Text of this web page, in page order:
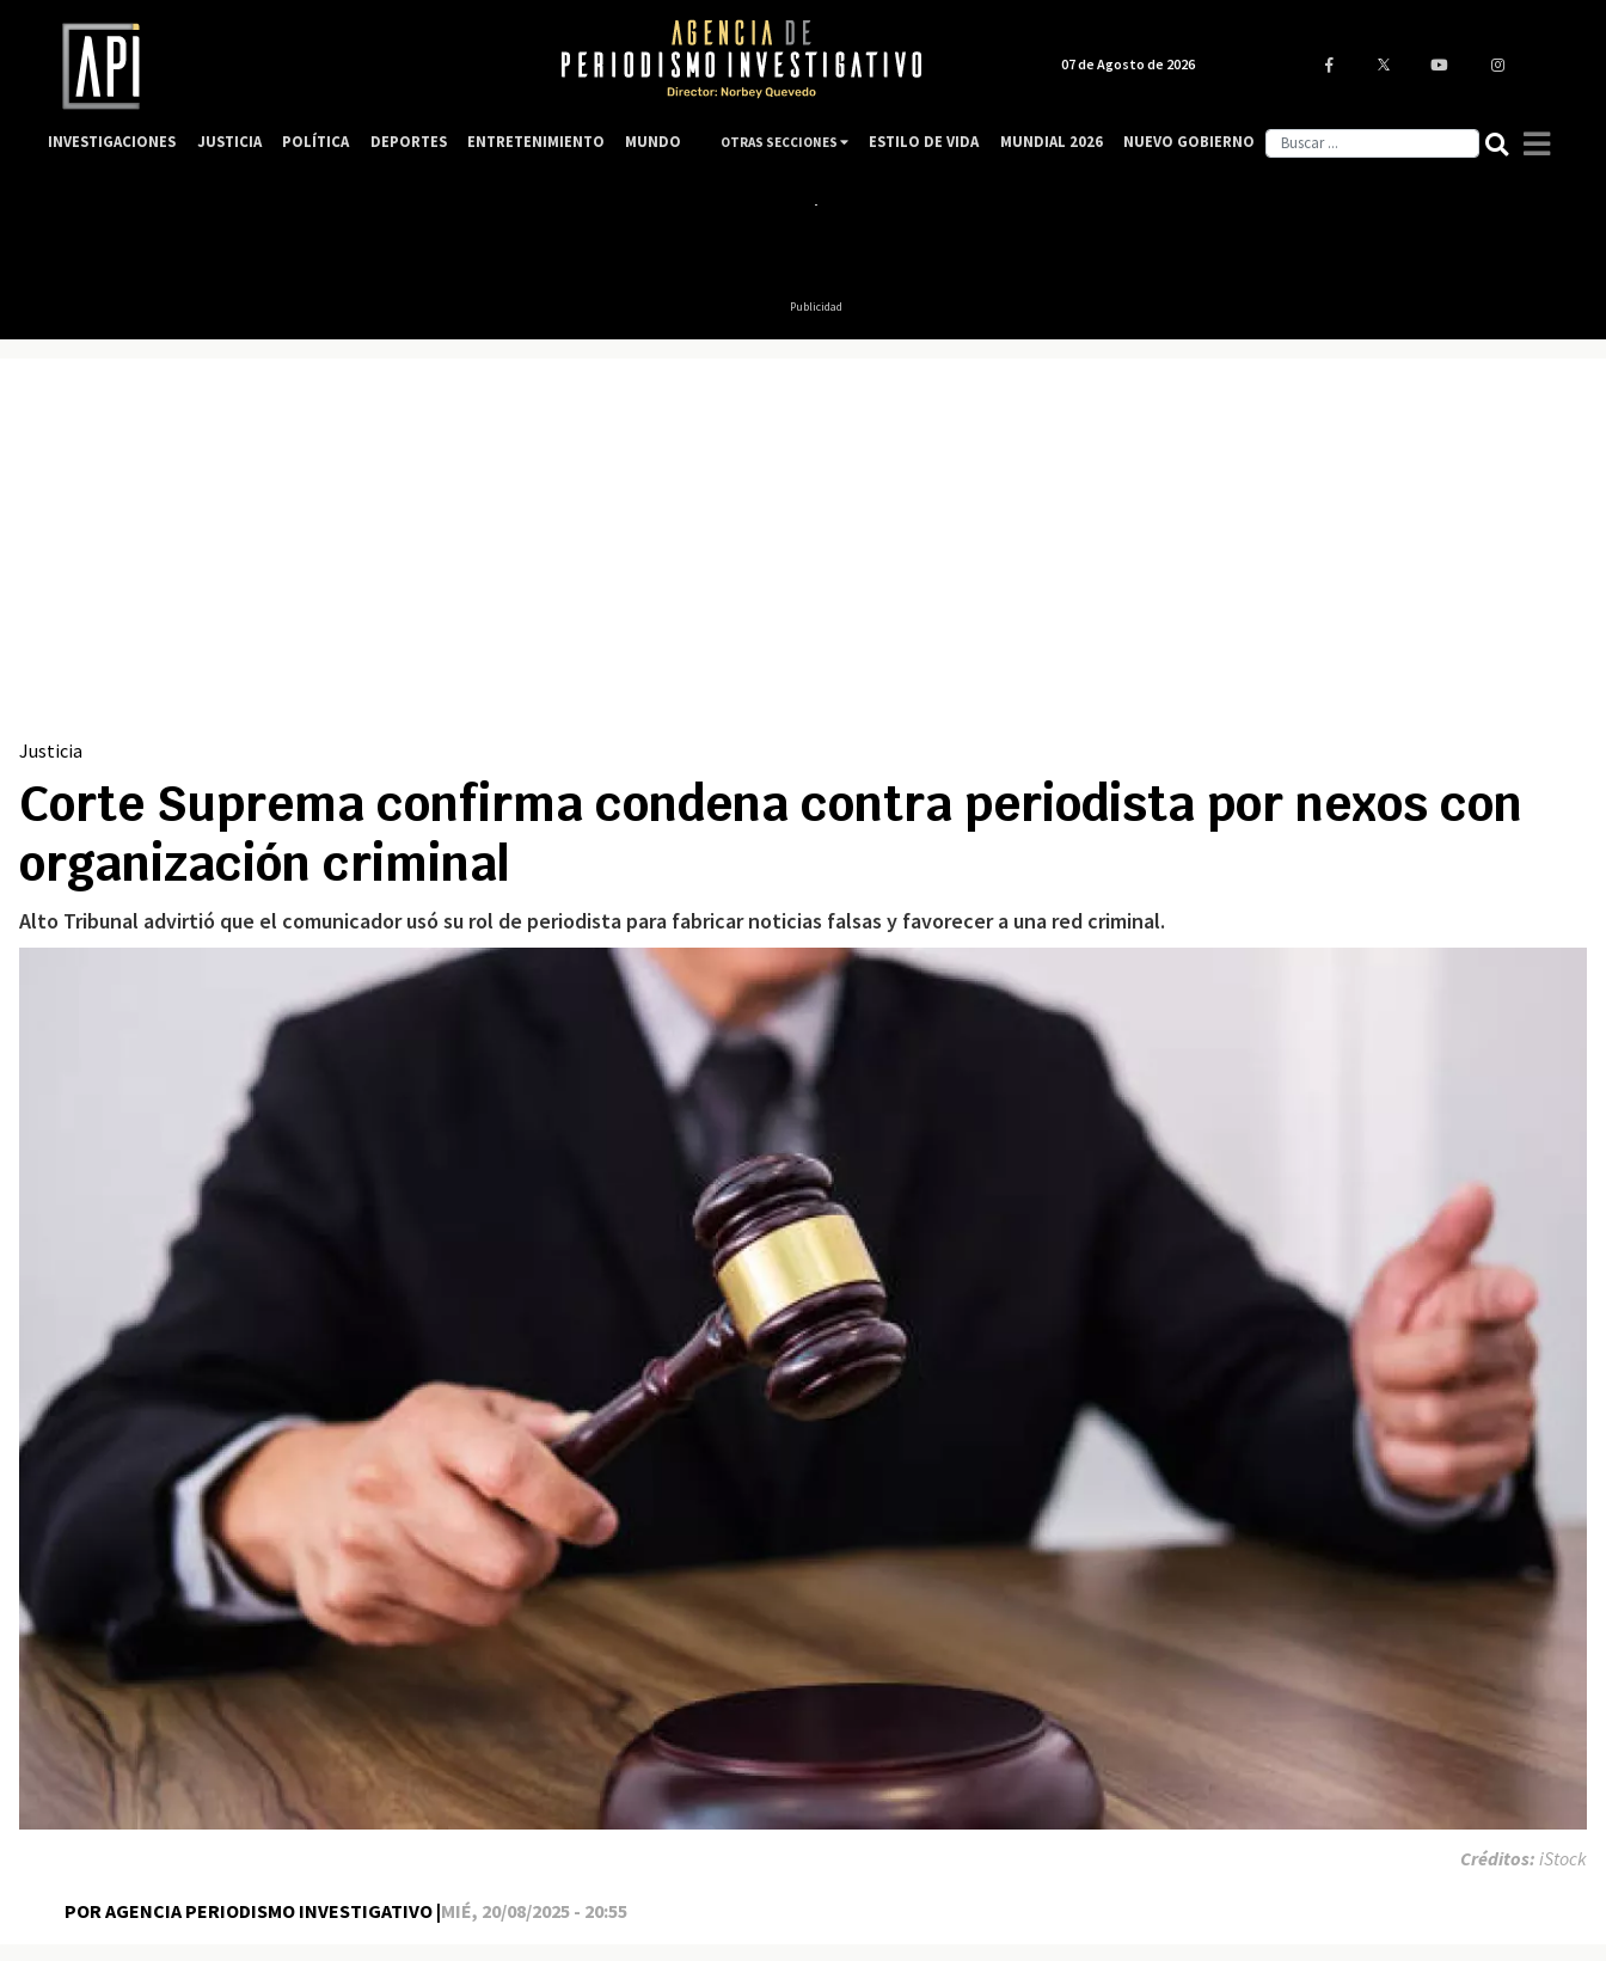
Publicidad
Justicia
Corte Suprema confirma condena contra periodista por nexos con
organización criminal
Alto Tribunal advirtió que el comunicador usó su rol de periodista para fabricar noticias falsas y favorecer a una red criminal.
POR AGENCIA PERIODISMO INVESTIGATIVO |MIÉ, 20/08/2025 - 20:55
Créditos: iStock
07 de Agosto de 2026
INVESTIGACIONES JUSTICIA POLÍTICA DEPORTES ENTRETENIMIENTO MUNDO OTRAS SECCIONES ESTILO DE VIDA MUNDIAL 2026 NUEVO GOBIERNO